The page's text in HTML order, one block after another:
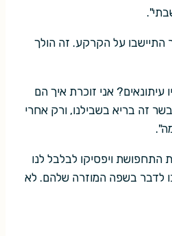
התיישבו על הקרקע. זה הולך
אני זוכרת איך הם
זה בריא בשבילנו, ורק אחרי
התחפושת ויפסיקו לבלבל לנו
לדבר בשפה המוזרה שלהם. לא